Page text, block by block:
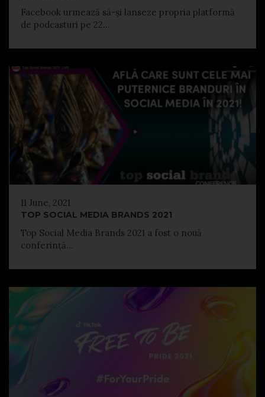
Facebook urmează să-și lanseze propria platformă
de podcasturi pe 22...
11 June, 2021
TOP SOCIAL MEDIA BRANDS 2021
Top Social Media Brands 2021 a fost o nouă
conferință...